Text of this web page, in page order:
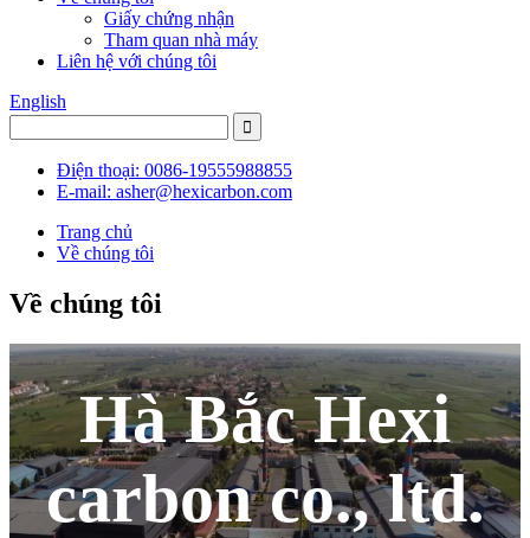
Giấy chứng nhận
Tham quan nhà máy
Liên hệ với chúng tôi
English
Điện thoại: 0086-19555988855
E-mail: asher@hexicarbon.com
Trang chủ
Về chúng tôi
Về chúng tôi
Hà Bắc Hexi
carbon co., ltd.